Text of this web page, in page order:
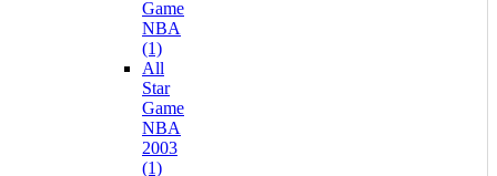
Game
NBA
(1)
All
Star
Game
NBA
2003
(1)